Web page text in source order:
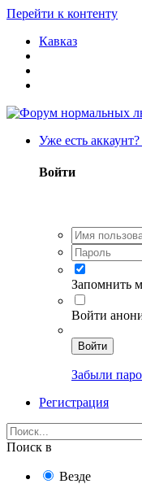
Перейти к контенту
Кавказ
Уже есть
Войти
Запомнить
Войти
Войти
Забыли
Регистрация
Поиск в
Везде